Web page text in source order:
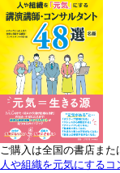
ご購入は全国の書店また
人や組織を元気にするコ